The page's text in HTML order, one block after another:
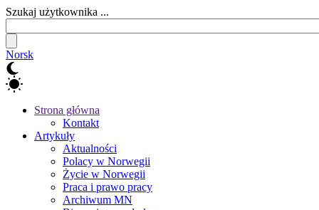
Szukaj użytkownika ...
Norsk
Strona główna
Kontakt
Artykuły
Aktualności
Polacy w Norwegii
Życie w Norwegii
Praca i prawo pracy
Archiwum MN